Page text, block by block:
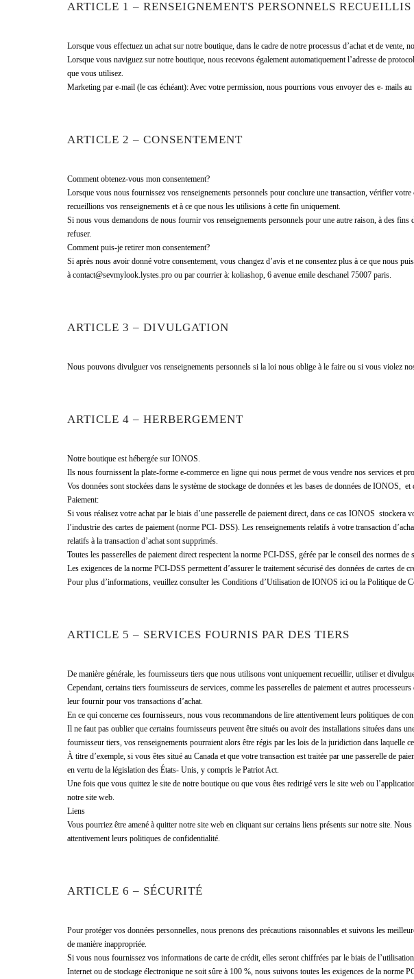
ARTICLE 1 – RENSEIGNEMENTS PERSONNELS RECUEILLIS
Lorsque vous effectuez un achat sur notre boutique, dans le cadre de notre processus d’achat et de
Lorsque vous naviguez sur notre boutique, nous recevons également automatiquement l’adresse de
que vous utilisez.
Marketing par e-mail (le cas échéant): Avec votre permission, nous pourrions vous envoyer des e- mails
ARTICLE 2 – CONSENTEMENT
Comment obtenez-vous mon consentement?
Lorsque vous nous fournissez vos renseignements personnels pour conclure une transaction, vérifier
recueillions vos renseignements et à ce que nous les utilisions à cette fin uniquement.
Si nous vous demandons de nous fournir vos renseignements personnels pour une autre raison, à des
refuser.
Comment puis-je retirer mon consentement?
Si après nous avoir donné votre consentement, vous changez d’avis et ne consentez plus à ce que nous
à contact@sevmylook.lystes.pro ou par courrier à: koliashop, 6 avenue emile deschanel 75007 paris.
ARTICLE 3 – DIVULGATION
Nous pouvons divulguer vos renseignements personnels si la loi nous oblige à le faire ou si vous violez
ARTICLE 4 – HERBERGEMENT
Notre boutique est hébergée sur IONOS.
Ils nous fournissent la plate-forme e-commerce en ligne qui nous permet de vous vendre nos services et
Vos données sont stockées dans le système de stockage de données et les bases de données de IONOS,
Paiement:
Si vous réalisez votre achat par le biais d’une passerelle de paiement direct, dans ce cas IONOS
l’industrie des cartes de paiement (norme PCI- DSS). Les renseignements relatifs à votre transaction
relatifs à la transaction d’achat sont supprimés.
Toutes les passerelles de paiement direct respectent la norme PCI-DSS, gérée par le conseil des normes
Les exigences de la norme PCI-DSS permettent d’assurer le traitement sécurisé des données de cartes de
Pour plus d’informations, veuillez consulter les Conditions d’Utilisation de IONOS ici ou la Politique de
ARTICLE 5 – SERVICES FOURNIS PAR DES TIERS
De manière générale, les fournisseurs tiers que nous utilisons vont uniquement recueillir, utiliser et
Cependant, certains tiers fournisseurs de services, comme les passerelles de paiement et autres
leur fournir pour vos transactions d’achat.
En ce qui concerne ces fournisseurs, nous vous recommandons de lire attentivement leurs politiques de
Il ne faut pas oublier que certains fournisseurs peuvent être situés ou avoir des installations situées dans
fournisseur tiers, vos renseignements pourraient alors être régis par les lois de la juridiction dans laquelle
À titre d’exemple, si vous êtes situé au Canada et que votre transaction est traitée par une passerelle de
en vertu de la législation des États- Unis, y compris le Patriot Act.
Une fois que vous quittez le site de notre boutique ou que vous êtes redirigé vers le site web ou
notre site web.
Liens
Vous pourriez être amené à quitter notre site web en cliquant sur certains liens présents sur notre site.
attentivement leurs politiques de confidentialité.
ARTICLE 6 – SÉCURITÉ
Pour protéger vos données personnelles, nous prenons des précautions raisonnables et suivons les
de manière inappropriée.
Si vous nous fournissez vos informations de carte de crédit, elles seront chiffrées par le biais de
Internet ou de stockage électronique ne soit sûre à 100 %, nous suivons toutes les exigences de la norme